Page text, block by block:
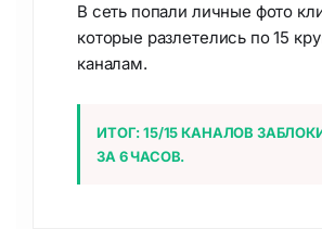
В сеть попали личные фото
которые разлетелись по 15
каналам.
ИТОГ: 15/15 КАНАЛОВ
ЗА 6 ЧАСОВ.